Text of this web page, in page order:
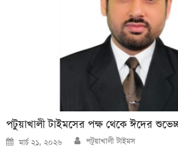
পটুয়াখালী টাইমসের পক্ষ থেকে ঈদের
Posted
on
মার্চ ২১, ২০২৬ Author
পটুয়াখালী টাইমস